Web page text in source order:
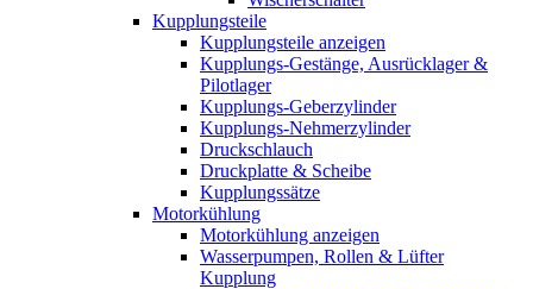
Kupplungsteile
Kupplungsteile anzeigen
Kupplungs-Gestänge, Ausrücklager &
Pilotlager
Kupplungs-Geberzylinder
Kupplungs-Nehmerzylinder
Druckschlauch
Druckplatte & Scheibe
Kupplungssätze
Motorkühlung
Motorkühlung anzeigen
Wasserpumpen, Rollen & Lüfter
Kupplung